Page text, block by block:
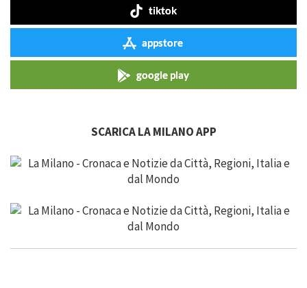
tiktok
appstore
google play
SCARICA LA MILANO APP